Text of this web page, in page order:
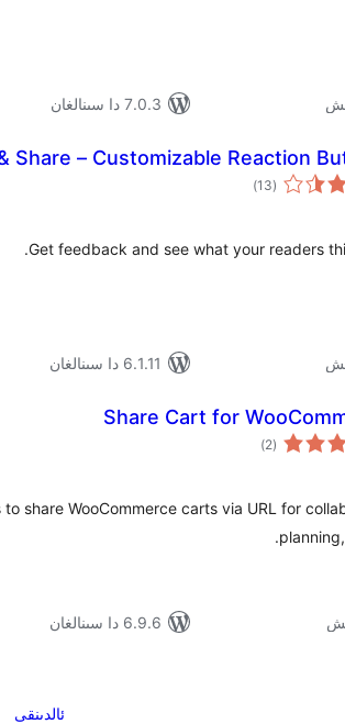
7.0.3 دا سىنالغان
Share – Customizable Reaction
(13
ئومۇمىي
دەرىجە)
Get feedback and see what your readers
6.1.11 دا سىنالغان
Share Cart for
(2 ئومۇمىي
دەرىجە)
to share WooCommerce carts via URL for
6.9.6 دا سىنالغان
ئالدىنقى